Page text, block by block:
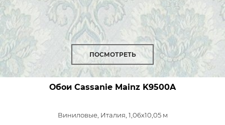
ПОСМОТРЕТЬ
Обои Cassanie Mainz K9500A
Виниловые, Италия, 1,06x10,05 м